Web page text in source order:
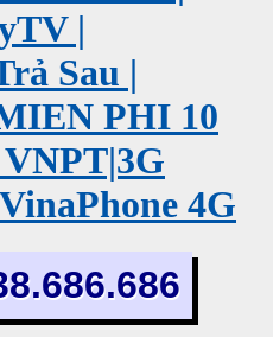
|
Sau |
PHI 10
4G